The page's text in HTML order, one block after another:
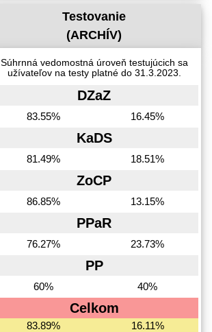
Testovanie
(ARCHÍV)
Súhrnná vedomostná úroveň testujúcich sa
užívateľov na testy platné do 31.3.2023.
DZaZ
83.55% 16.45%
KaDS
81.49% 18.51%
ZoCP
86.85% 13.15%
PPaR
76.27% 23.73%
PP
60% 40%
Celkom
83.89% 16.11%